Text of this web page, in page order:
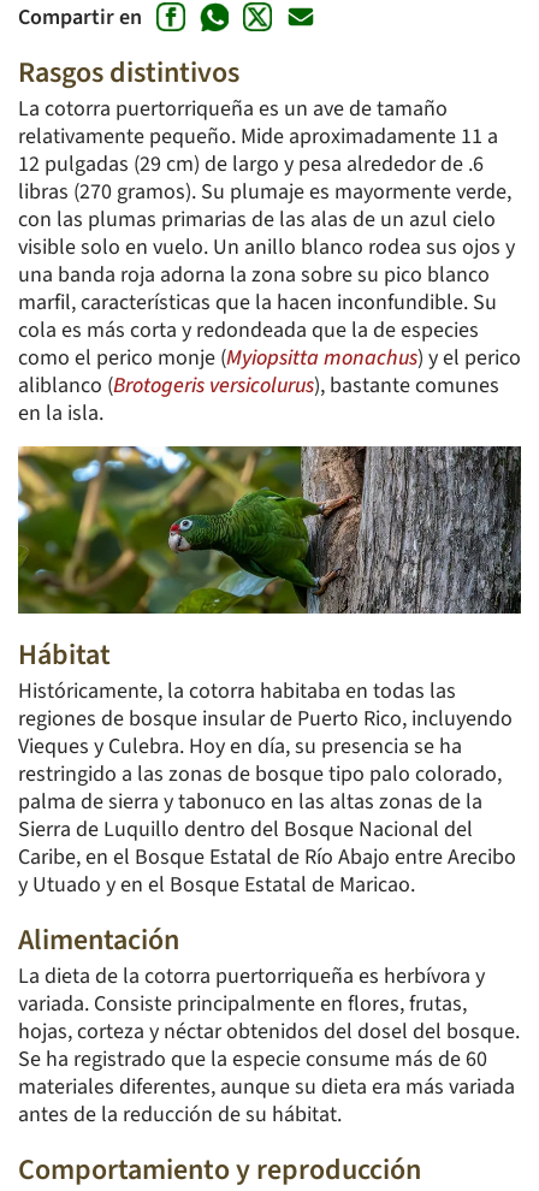
Compartir en
Rasgos distintivos
La cotorra puertorriqueña es un ave de tamaño
relativamente pequeño. Mide aproximadamente 11 a
12 pulgadas (29 cm) de largo y pesa alrededor de .6
libras (270 gramos). Su plumaje es mayormente verde,
con las plumas primarias de las alas de un azul cielo
visible solo en vuelo. Un anillo blanco rodea sus ojos y
una banda roja adorna la zona sobre su pico blanco
marfil, características que la hacen inconfundible. Su
cola es más corta y redondeada que la de especies
como el perico monje (Myiopsitta monachus) y el perico
aliblanco (Brotogeris versicolurus), bastante comunes
en la isla.
Hábitat
Históricamente, la cotorra habitaba en todas las
regiones de bosque insular de Puerto Rico, incluyendo
Vieques y Culebra. Hoy en día, su presencia se ha
restringido a las zonas de bosque tipo palo colorado,
palma de sierra y tabonuco en las altas zonas de la
Sierra de Luquillo dentro del Bosque Nacional del
Caribe, en el Bosque Estatal de Río Abajo entre Arecibo
y Utuado y en el Bosque Estatal de Maricao.
Alimentación
La dieta de la cotorra puertorriqueña es herbívora y
variada. Consiste principalmente en flores, frutas,
hojas, corteza y néctar obtenidos del dosel del bosque.
Se ha registrado que la especie consume más de 60
materiales diferentes, aunque su dieta era más variada
antes de la reducción de su hábitat.
Comportamiento y reproducción